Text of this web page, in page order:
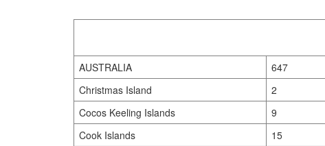
AUSTRALIA 647
Christmas Island
2
Cocos Keeling Islands
9
Cook Islands
15